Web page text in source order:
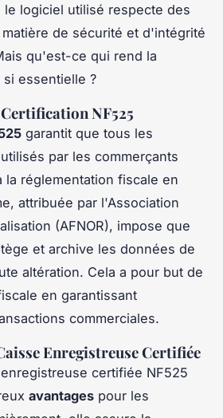
logiciel utilisé respecte des
de sécurité et d'intégrité
qu'est-ce qui rend la
essentielle ?
NF525
garantit que tous les
par les commerçants
la réglementation fiscale en
attribuée par l'Association
(AFNOR), impose que
et archive les données de
altération. Cela a pour but de
en garantissant
commerciales.
Enregistreuse Certifiée
certifiée NF525
avantages pour les